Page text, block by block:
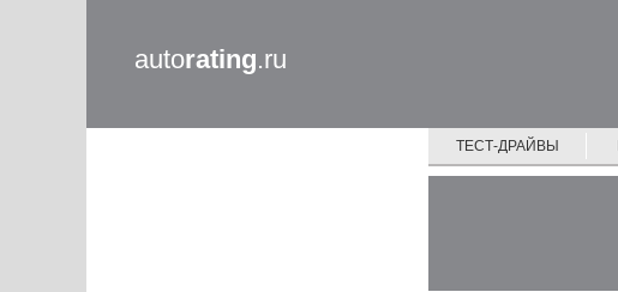
autorating.ru
ТЕСТ-ДРАЙВЫ